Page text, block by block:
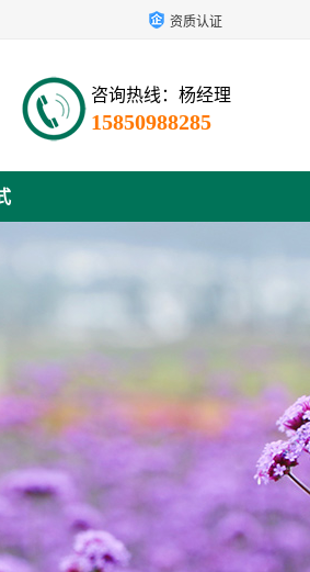
资质认证
咨询热线：杨经理
15850988285